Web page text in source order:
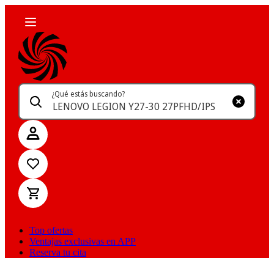
¿Qué estás buscando?
Top ofertas
Ventajas exclusivas en APP
Reserva tu cita